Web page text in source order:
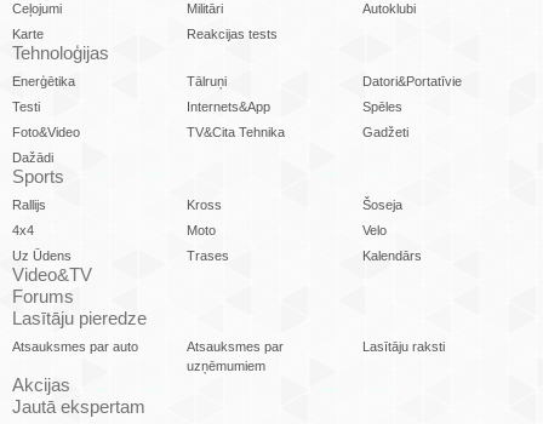
Ceļojumi
Militāri
Autoklubi
Karte
Reakcijas tests
Tehnoloģijas
Enerģētika Tālruņi
Datori&Portatīvie
Testi
Internets&App
Spēles
Foto&Video
TV&Cita Tehnika
Gadžeti
Dažādi
Sports
Rallijs Kross
Šoseja
4x4
Moto
Velo
Uz Ūdens
Trases Kalendārs
Video&TV
Forums
Lasītāju pieredze
Atsauksmes par auto
Atsauksmes par
uzņēmumiem
Lasītāju raksti
Akcijas
Jautā ekspertam